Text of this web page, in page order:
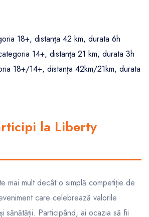
18+, distanța 42 km, durata 6h
14+, distanța 21 km, durata 3h
18+/14+, distanța 42km/21km, durata
la Liberty
mai mult decât o simplă competiție de
care celebrează valorile
sănătății. Participând, ai ocazia să fii